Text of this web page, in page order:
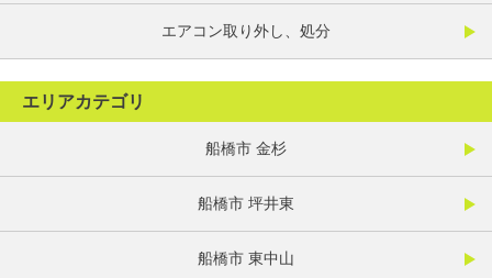
エアコン取り外し、処分
エリアカテゴリ
船橋市 金杉
船橋市 坪井東
船橋市 東中山